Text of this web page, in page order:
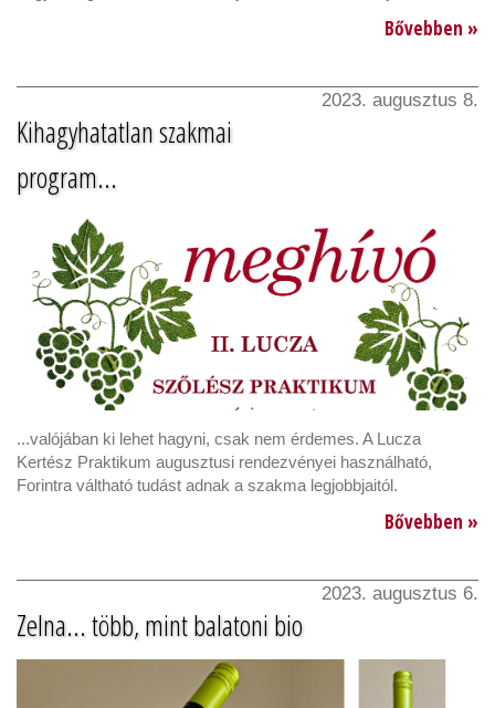
Bővebben »
2023. augusztus 8.
Kihagyhatatlan szakmai
program...
...valójában ki lehet hagyni, csak nem érdemes. A Lucza
Kertész Praktikum augusztusi rendezvényei használható,
Forintra váltható tudást adnak a szakma legjobbjaitól.
Bővebben »
2023. augusztus 6.
Zelna... több, mint balatoni bio